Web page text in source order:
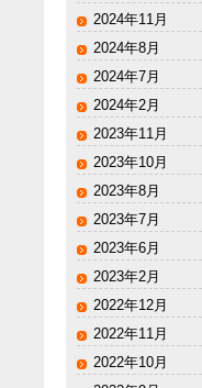
2024年11月
2024年8月
2024年7月
2024年2月
2023年11月
2023年10月
2023年8月
2023年7月
2023年6月
2023年2月
2022年12月
2022年11月
2022年10月